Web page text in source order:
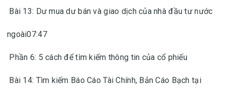
Bài 13: Dư mua dư bán và giao dịch của nhà đầu tư nước
ngoài07:47
Phần 6: 5 cách để tìm kiếm thông tin của cổ phiếu
Bài 14: Tìm kiếm Báo Cáo Tài Chính, Bản Cáo Bạch tại